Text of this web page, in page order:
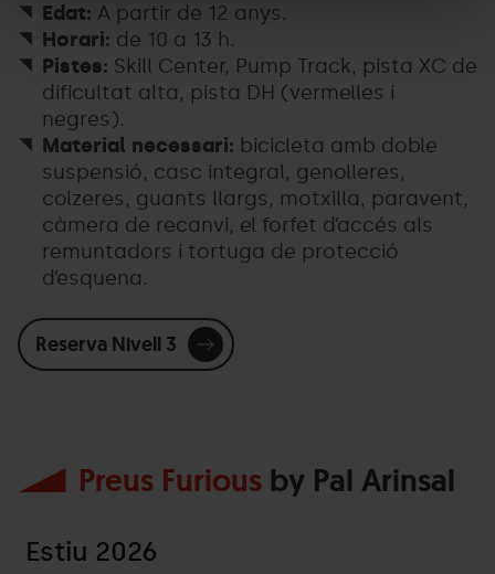
Edat: A partir de 12 anys.
Horari: de 10 a 13 h.
Pistes: Skill Center, Pump Track, pista XC de
dificultat alta, pista DH (vermelles i
negres).
Material necessari: bicicleta amb doble
suspensió, casc integral, genolleres,
colzeres, guants llargs, motxilla, paravent,
càmera de recanvi, el forfet d’accés als
remuntadors i tortuga de protecció
d’esquena.
Reserva Nivell 3
Preus Furious by Pal Arinsal
Estiu 2026